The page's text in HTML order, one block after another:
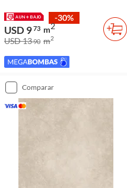
-30%
USD 973 m2
USD 1390 m2
comparar